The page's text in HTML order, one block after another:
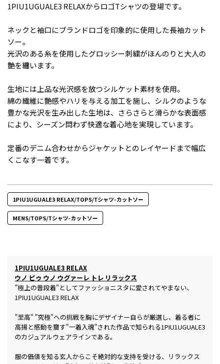
1PIU1UGUALE3 RELAXからロゴTシャツの登場です。
ネックと袖口にブランドロゴを印象的に使用した長袖カット
ソー。
光沢のある糸を使用したグロッシー刺繍がほんのりと大人の
艶を纏います。
生地には上品な光沢感を放つシルケット素材を使用。
綿の繊維に艶感やハリを与える加工を施し、シルクのような
豊かな光沢を生み出した生地は、さらさらと滑らかな表面感
により、シーズン問わず快適な着心地を実現しています。
定番のデニム合わせからジャケットとのレイヤードまで幅広
くこなす一着です。
1PIU1UGUALE3 RELAX/TOPS/Tシャツ-カットソー
MENS/TOPS/Tシャツ-カットソー
1PIU1UGUALE3 RELAX
ウノ ピゥ ウノ ウグァーレ トレ リラックス
"極上の普段着"としてファッショニスタに愛されてやまない、
1PIU1UGUALE3 RELAX
"至高" "究極"への挑戦を胸にデザイナー自らが厳選し、着る者に
高揚と感動を齎す"一着入魂"された作品で知られる1PIU1UGUALE3
のカジュアルウェアラインである。
服の価値を知る玄人からこそ絶対的な支持を受ける、リラックス